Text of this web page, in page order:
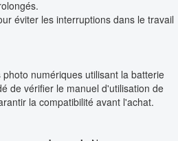
éviter les interruptions dans le travail
numériques utilisant la batterie
de vérifier le manuel d'utilisation de
la compatibilité avant l'achat.